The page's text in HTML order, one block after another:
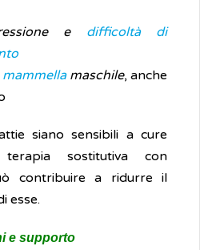
e difficoltà di
maschile, anche
siano sensibili a cure
sostitutiva con
contribuire a ridurre il
esse.
e supporto